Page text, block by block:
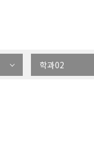
학과02